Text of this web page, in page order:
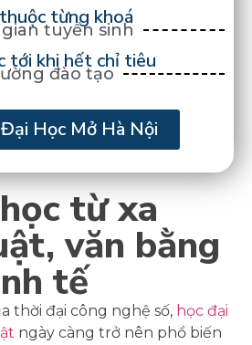
từ xa
văn bằng
tế
thời đại công nghệ số, học đại
ngày càng trở nên phổ biến
từng khoá
tuyển sinh
tới khi hết chỉ tiêu
đào tạo
Học Mở Hà Nội